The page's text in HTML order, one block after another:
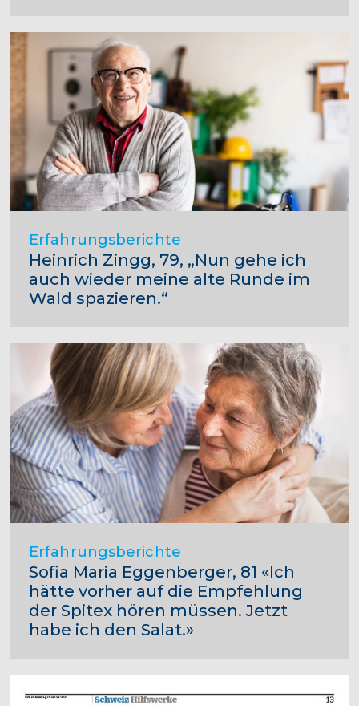
Erfahrungsberichte
Heinrich Zingg, 79, „Nun gehe ich
auch wieder meine alte Runde im
Wald spazieren.“
Erfahrungsberichte
Sofia Maria Eggenberger, 81 «Ich
hätte vorher auf die Empfehlung
der Spitex hören müssen. Jetzt
habe ich den Salat.»